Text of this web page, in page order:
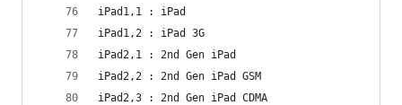
iPad1,1 : iPad
iPad1,2 : iPad 3G
iPad2,1 : 2nd Gen iPad
iPad2,2 : 2nd Gen iPad GSM
iPad2,3 : 2nd Gen iPad CDMA